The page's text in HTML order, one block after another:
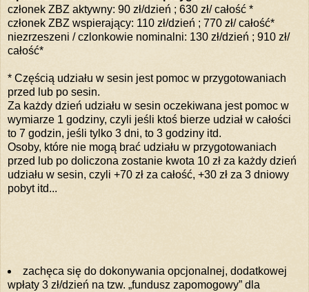
członek ZBZ aktywny: 90 zł/dzień ; 630 zł/ całość *
członek ZBZ wspierający: 110 zł/dzień ; 770 zł/ całość*
niezrzeszeni / czlonkowie nominalni: 130 zł/dzień ; 910 zł/
całość*
* Częścią udziału w sesin jest pomoc w przygotowaniach
przed lub po sesin.
Za każdy dzień udziału w sesin oczekiwana jest pomoc w
wymiarze 1 godziny, czyli jeśli ktoś bierze udział w całości
to 7 godzin, jeśli tylko 3 dni, to 3 godziny itd.
Osoby, które nie mogą brać udziału w przygotowaniach
przed lub po doliczona zostanie kwota 10 zł za każdy dzień
udziału w sesin, czyli +70 zł za całość, +30 zł za 3 dniowy
pobyt itd...
zachęca się do dokonywania opcjonalnej, dodatkowej
wpłaty 3 zł/dzień na tzw. „fundusz zapomogowy” dla